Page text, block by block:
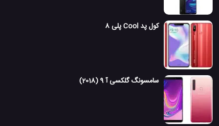
کول پد Cool پلی 8
سامسونگ گلکسی آ 9 (2018)